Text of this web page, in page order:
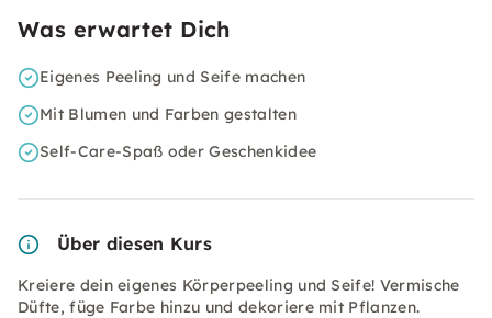
Was erwartet Dich
Eigenes Peeling und Seife machen
Mit Blumen und Farben gestalten
Self-Care-Spaß oder Geschenkidee
Über diesen Kurs
Kreiere dein eigenes Körperpeeling und Seife! Vermische
Düfte, füge Farbe hinzu und dekoriere mit Pflanzen.